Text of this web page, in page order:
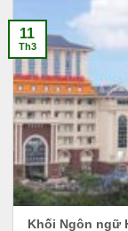
Khối Ngôn ngữ
11
Th3